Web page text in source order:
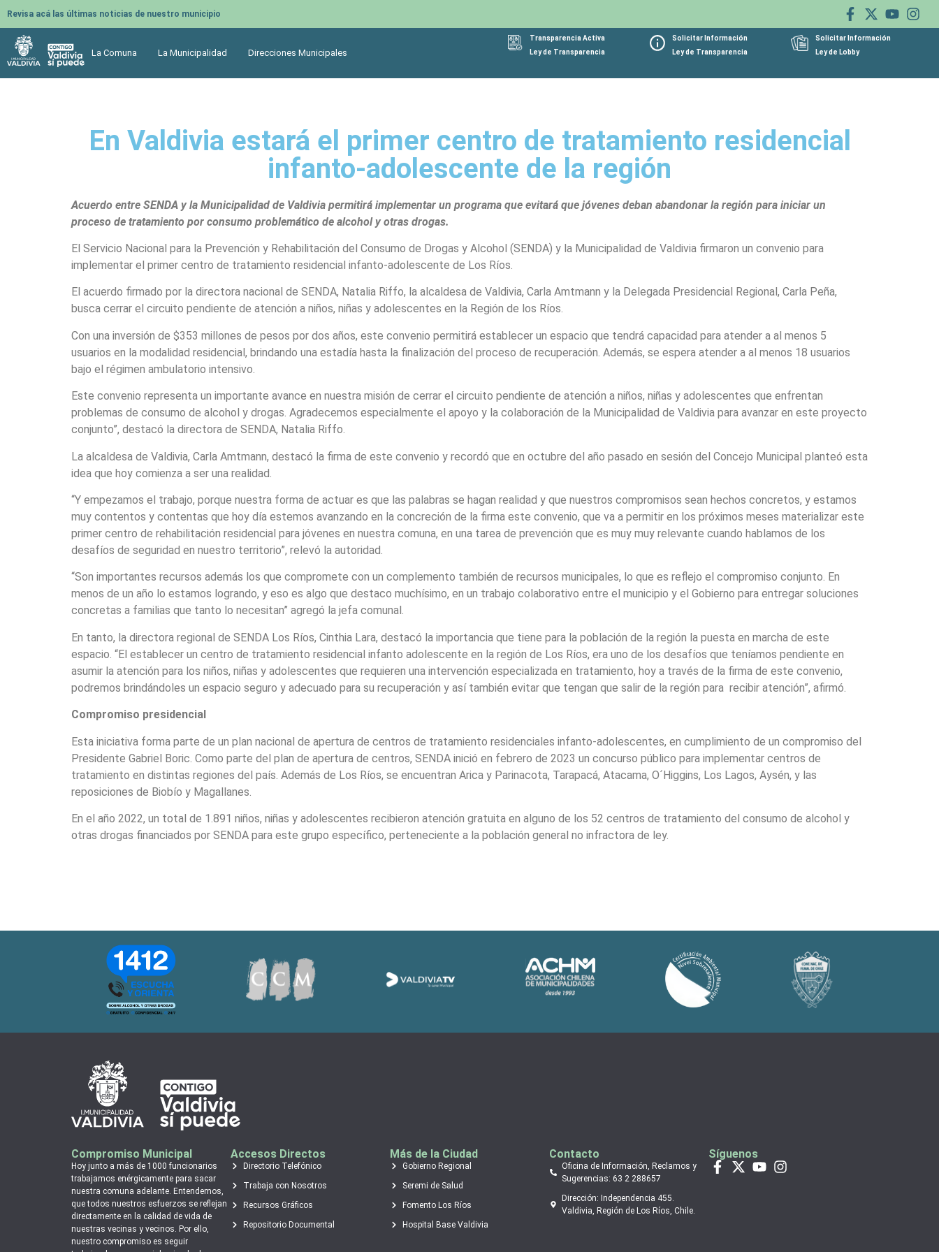
Revisa acá las últimas noticias de nuestro municipio
La Comuna La Municipalidad Direcciones Municipales
Transparencia Activa
Ley de Transparencia
Solicitar Información
Ley de Transparencia
Solicitar Información
Ley de Lobby
En Valdivia estará el primer centro de tratamiento residencial
infanto-adolescente de la región
Acuerdo entre SENDA y la Municipalidad de Valdivia permitirá implementar un programa que evitará que jóvenes deban abandonar la región para iniciar un
proceso de tratamiento por consumo problemático de alcohol y otras drogas.
El Servicio Nacional para la Prevención y Rehabilitación del Consumo de Drogas y Alcohol (SENDA) y la Municipalidad de Valdivia firmaron un convenio para
implementar el primer centro de tratamiento residencial infanto-adolescente de Los Ríos.
El acuerdo firmado por la directora nacional de SENDA, Natalia Riffo, la alcaldesa de Valdivia, Carla Amtmann y la Delegada Presidencial Regional, Carla Peña,
busca cerrar el circuito pendiente de atención a niños, niñas y adolescentes en la Región de los Ríos.
Con una inversión de $353 millones de pesos por dos años, este convenio permitirá establecer un espacio que tendrá capacidad para atender a al menos 5
usuarios en la modalidad residencial, brindando una estadía hasta la finalización del proceso de recuperación. Además, se espera atender a al menos 18 usuarios
bajo el régimen ambulatorio intensivo.
Este convenio representa un importante avance en nuestra misión de cerrar el circuito pendiente de atención a niños, niñas y adolescentes que enfrentan
problemas de consumo de alcohol y drogas. Agradecemos especialmente el apoyo y la colaboración de la Municipalidad de Valdivia para avanzar en este proyecto
conjunto”, destacó la directora de SENDA, Natalia Riffo.
La alcaldesa de Valdivia, Carla Amtmann, destacó la firma de este convenio y recordó que en octubre del año pasado en sesión del Concejo Municipal planteó esta
idea que hoy comienza a ser una realidad.
“Y empezamos el trabajo, porque nuestra forma de actuar es que las palabras se hagan realidad y que nuestros compromisos sean hechos concretos, y estamos
muy contentos y contentas que hoy día estemos avanzando en la concreción de la firma este convenio, que va a permitir en los próximos meses materializar este
primer centro de rehabilitación residencial para jóvenes en nuestra comuna, en una tarea de prevención que es muy muy relevante cuando hablamos de los
desafíos de seguridad en nuestro territorio”, relevó la autoridad.
“Son importantes recursos además los que compromete con un complemento también de recursos municipales, lo que es reflejo el compromiso conjunto. En
menos de un año lo estamos logrando, y eso es algo que destaco muchísimo, en un trabajo colaborativo entre el municipio y el Gobierno para entregar soluciones
concretas a familias que tanto lo necesitan” agregó la jefa comunal.
En tanto, la directora regional de SENDA Los Ríos, Cinthia Lara, destacó la importancia que tiene para la población de la región la puesta en marcha de este
espacio. “El establecer un centro de tratamiento residencial infanto adolescente en la región de Los Ríos, era uno de los desafíos que teníamos pendiente en
asumir la atención para los niños, niñas y adolescentes que requieren una intervención especializada en tratamiento, hoy a través de la firma de este convenio,
podremos brindándoles un espacio seguro y adecuado para su recuperación y así también evitar que tengan que salir de la región para recibir atención”, afirmó.
Compromiso presidencial
Esta iniciativa forma parte de un plan nacional de apertura de centros de tratamiento residenciales infanto-adolescentes, en cumplimiento de un compromiso del
Presidente Gabriel Boric. Como parte del plan de apertura de centros, SENDA inició en febrero de 2023 un concurso público para implementar centros de
tratamiento en distintas regiones del país. Además de Los Ríos, se encuentran Arica y Parinacota, Tarapacá, Atacama, O´Higgins, Los Lagos, Aysén, y las
reposiciones de Biobío y Magallanes.
En el año 2022, un total de 1.891 niños, niñas y adolescentes recibieron atención gratuita en alguno de los 52 centros de tratamiento del consumo de alcohol y
otras drogas financiados por SENDA para este grupo específico, perteneciente a la población general no infractora de ley.
Compromiso Municipal
Hoy junto a más de 1000 funcionarios
trabajamos enérgicamente para sacar
nuestra comuna adelante. Entendemos,
que todos nuestros esfuerzos se reflejan
directamente en la calidad de vida de
nuestras vecinas y vecinos. Por ello,
nuestro compromiso es seguir
Accesos Directos
Directorio Telefónico
Trabaja con Nosotros
Recursos Gráficos
Repositorio Documental
Más de la Ciudad
Gobierno Regional
Seremi de Salud
Fomento Los Ríos
Hospital Base Valdivia
Contacto
Oficina de Información, Reclamos y
Sugerencias: 63 2 288657
Dirección: Independencia 455.
Valdivia, Región de Los Ríos, Chile.
Síguenos